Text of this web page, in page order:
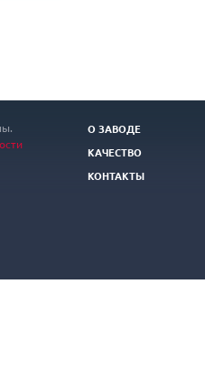
О ЗАВОДЕ
КАЧЕСТВО
КОНТАКТЫ